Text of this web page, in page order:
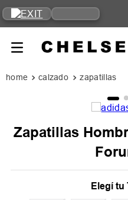
calzado zapatillas
Zapatillas